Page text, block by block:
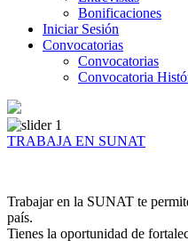
Bonificaciones
Iniciar Sesión
Convocatorias
Convocatorias
Convocatoria
TRABAJA EN SUNAT
Trabajar en la SUNAT te
país.
Tienes la oportunidad de